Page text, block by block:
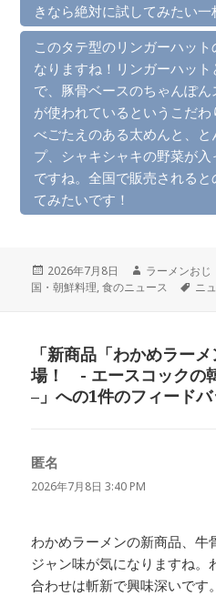
きなら絶対に試してみたい一
このタテ型のリンガーハッ
なりますね！リンガーハッ
で、豚骨ベースのちゃんぽ
が使われているというこだ
べごたえのある太めんと、
プ、シャキシャキの野菜が
ですね。全国で販売される
てみたいです！
投
稿
2026年7月8日
作
成
ラーメンおじ
国・朝鮮料理,食のニュース
タ
ニ
「新商品「わかめラー
場！ - エースコックの
–」への1件のフィードバ
匿名
り:
2026年7月8日 3:40 PM
わかめラーメンの新商品、牛
ジャン味が気になりますね。
合わせは斬新で興味深いです